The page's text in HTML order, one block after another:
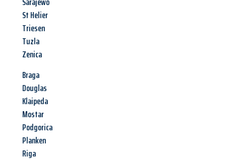
St Helier
Triesen
Tuzla
Zenica
Braga
Douglas
Klaipeda
Mostar
Podgorica
Planken
Riga